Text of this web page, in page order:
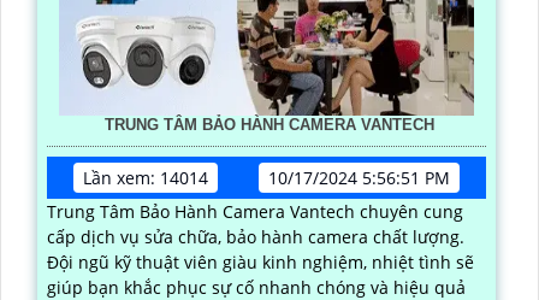
TRUNG TÂM BẢO HÀNH CAMERA VANTECH
Lần xem: 14014
10/17/2024 5:56:51 PM
Trung Tâm Bảo Hành Camera Vantech chuyên cung
cấp dịch vụ sửa chữa, bảo hành camera chất lượng.
Đội ngũ kỹ thuật viên giàu kinh nghiệm, nhiệt tình sẽ
giúp bạn khắc phục sự cố nhanh chóng và hiệu quả